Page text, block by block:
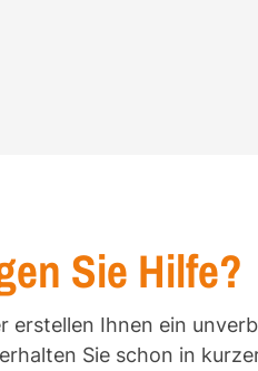
Sie Hilfe?
Ihnen ein
Sie schon in